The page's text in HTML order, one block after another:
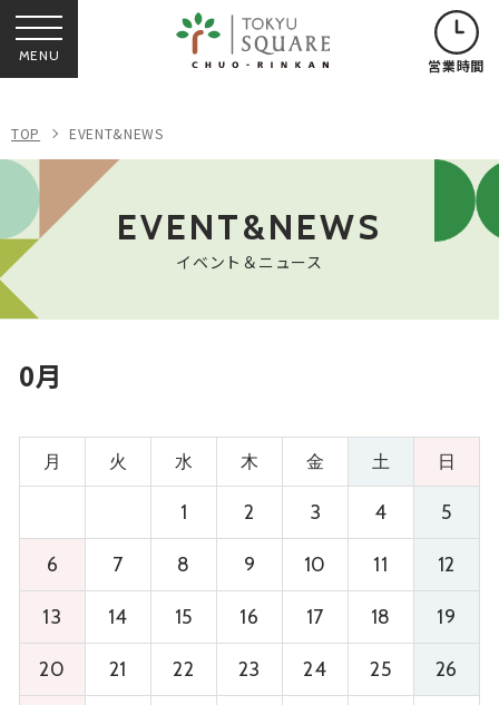
MENU 営業時間
TOP EVENT&NEWS
EVENT&NEWS
イベント＆ニュース
0月
月 火 水 木 金 土 日
1 2 3 4 5
6 7 8 9 10 11 12
13 14 15 16 17 18 19
20 21 22 23 24 25 26